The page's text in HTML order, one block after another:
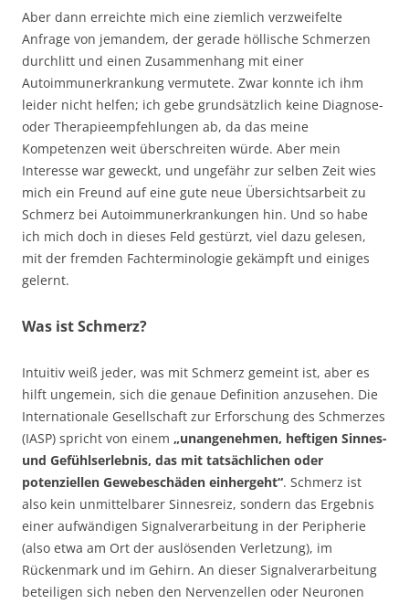
Aber dann erreichte mich eine ziemlich verzweifelte
Anfrage von jemandem, der gerade höllische Schmerzen
durchlitt und einen Zusammenhang mit einer
Autoimmunerkrankung vermutete. Zwar konnte ich ihm
leider nicht helfen; ich gebe grundsätzlich keine Diagnose-
oder Therapieempfehlungen ab, da das meine
Kompetenzen weit überschreiten würde. Aber mein
Interesse war geweckt, und ungefähr zur selben Zeit wies
mich ein Freund auf eine gute neue Übersichtsarbeit zu
Schmerz bei Autoimmunerkrankungen hin. Und so habe
ich mich doch in dieses Feld gestürzt, viel dazu gelesen,
mit der fremden Fachterminologie gekämpft und einiges
gelernt.
Was ist Schmerz?
Intuitiv weiß jeder, was mit Schmerz gemeint ist, aber es
hilft ungemein, sich die genaue Definition anzusehen. Die
Internationale Gesellschaft zur Erforschung des Schmerzes
(IASP) spricht von einem „unangenehmen, heftigen Sinnes-
und Gefühlserlebnis, das mit tatsächlichen oder
potenziellen Gewebeschäden einhergeht“. Schmerz ist
also kein unmittelbarer Sinnesreiz, sondern das Ergebnis
einer aufwändigen Signalverarbeitung in der Peripherie
(also etwa am Ort der auslösenden Verletzung), im
Rückenmark und im Gehirn. An dieser Signalverarbeitung
beteiligen sich neben den Nervenzellen oder Neuronen